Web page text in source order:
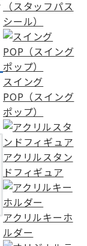
（スタッフパス
シール）
スイング
POP（スイング
ポップ）
アクリルスタン
ドフィギュア
アクリルキーホ
ルダー